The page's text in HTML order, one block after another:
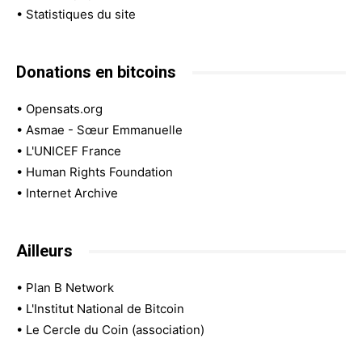
• Statistiques du site
Donations en bitcoins
• Opensats.org
• Asmae - Sœur Emmanuelle
• L'UNICEF France
• Human Rights Foundation
• Internet Archive
Ailleurs
• Plan B Network
• L'Institut National de Bitcoin
• Le Cercle du Coin (association)